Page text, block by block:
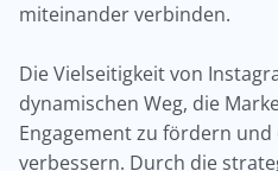
miteinander verbinden.
Die Vielseitigkeit von
dynamischen Weg, die
Engagement zu fördern
verbessern. Durch die